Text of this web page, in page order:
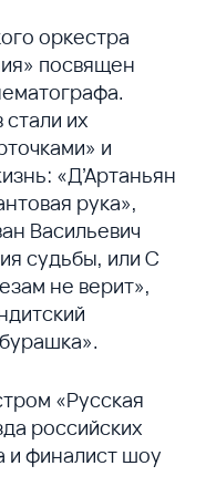
оркестра
посвящен
их
и
«Д’Артаньян
рука»,
Васильевич
судьбы, или С
не верит»,
«Русская
российских
и финалист шоу